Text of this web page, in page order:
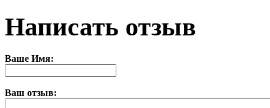
Написать отзыв
Ваше Имя:
Ваш отзыв: